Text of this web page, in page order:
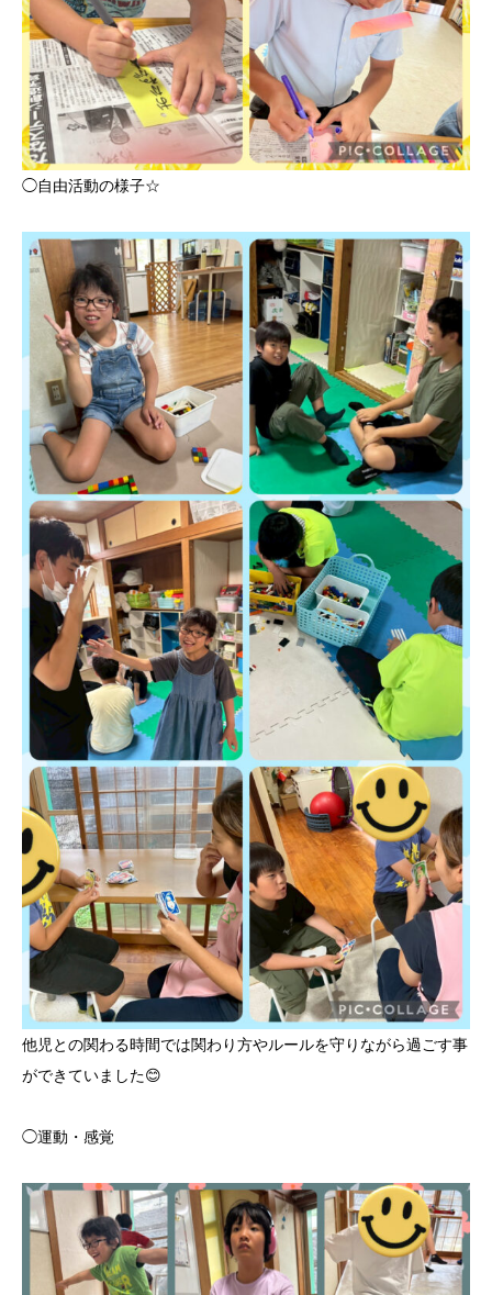
◯自由活動の様子☆
他児との関わる時間では関わり方やルールを守りながら過ごす事
ができていました😊
◯運動・感覚